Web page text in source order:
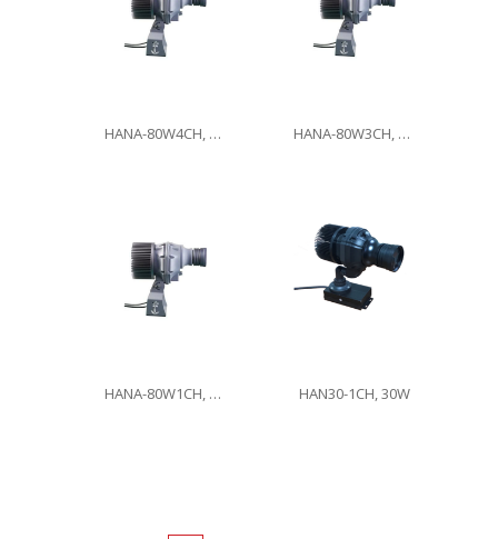
HANA-80W4CH, 80W HANA-80W3CH, 80W
HANA-80W1CH, 80W HAN30-1CH, 30W